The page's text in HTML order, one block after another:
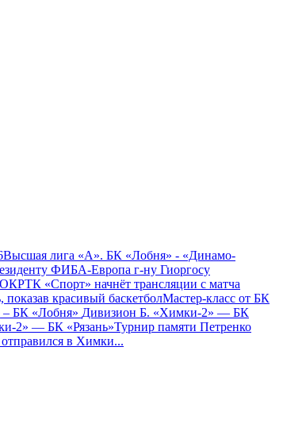
Высшая лига «А». БК «Лобня» - «Динамо-
ФИБА-Европа г-ну Гиоргосу
ОКРТК «Спорт» начнёт трансляции с матча
красивый баскетболМастер-класс от БК
– БК «Лобня» Дивизион Б. «Химки-2» — БК
2» — БК «Рязань»Турнир памяти Петренко
в Химки...